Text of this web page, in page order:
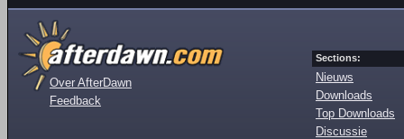
Over AfterDawn
Feedback
Sections:
Nieuws
Downloads
Top Downloads
Discussie